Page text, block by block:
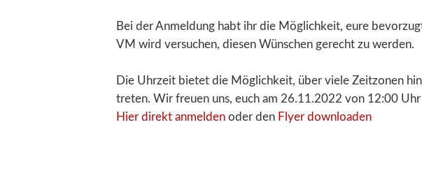
Bei der Anmeldung habt ihr die Möglichkeit, eure
VM wird versuchen, diesen Wünschen gerecht zu werden.
Die Uhrzeit bietet die Möglichkeit, über viele Zeitzonen
treten. Wir freuen uns, euch am 26.11.2022 von 12:00
Hier direkt anmelden oder den Flyer downloaden